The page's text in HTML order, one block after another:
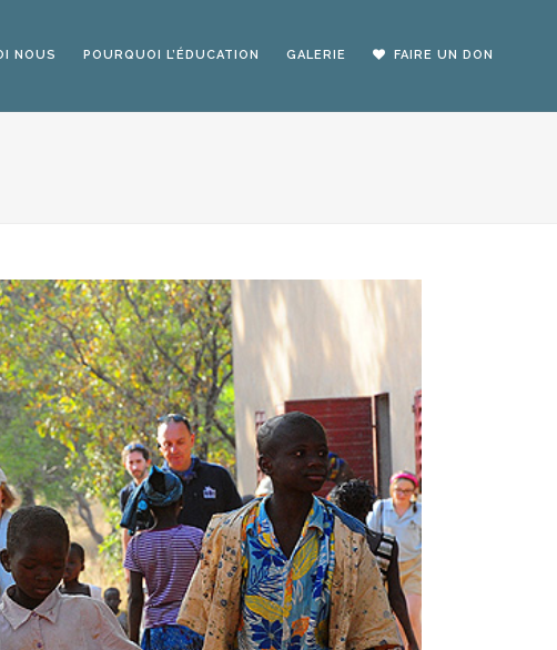
NOUS POURQUOI L’ÉDUCATION GALERIE FAIRE UN DON